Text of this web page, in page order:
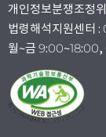
개인정보분쟁조정
법령해석지원센터
월~금 9:00~18:00,